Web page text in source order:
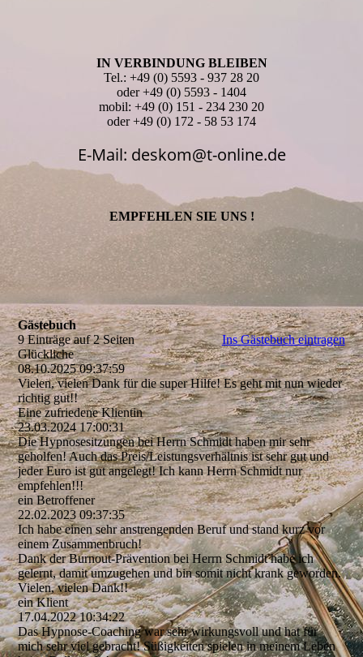
IN VERBINDUNG BLEIBEN
Tel.: +49 (0) 5593 - 937 28 20
oder +49 (0) 5593 - 1404
mobil: +49 (0) 151 - 234 230 20
oder +49 (0) 172 - 58 53 174
E-Mail: deskom@t-online.de
EMPFEHLEN SIE UNS !
Gästebuch
9 Einträge auf 2 Seiten
Ins Gästebuch eintragen
Glückliche
08.10.2025 09:37:59
Vielen, vielen Dank für die super Hilfe! Es geht mit nun wieder
richtig gut!!
Eine zufriedene Klientin
23.03.2024 17:00:31
Die Hypnosesitzungen bei Herrn Schmidt haben mir sehr
geholfen! Auch das Preis/­Leistungsverhä­ltnis ist sehr gut und
jeder Euro ist gut angelegt! Ich kann Herrn Schmidt nur
empfehlen!!!
ein Betroffener
22.02.2023 09:37:35
Ich habe einen sehr anstrengenden Beruf und stand kurz vor
einem Zusammenbruch!
Dank der Burnout-Prävention bei Herrn Schmidt habe ich
gelernt, damit umzugehen und bin somit nicht krank geworden.
Vielen, vielen Dank!!
ein Klient
17.04.2022 10:34:22
Das Hypnose-Coaching war sehr wirkungsvoll und hat für
mich sehr viel gebracht! Süßigkeiten spielen in meinem Leben